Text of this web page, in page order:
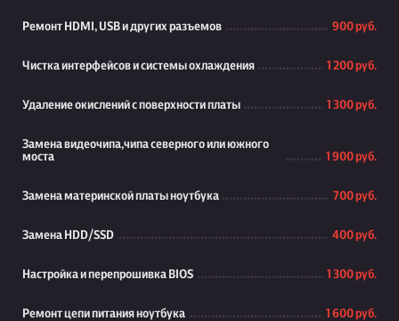
Ремонт HDMI, USB и других разъемов 900 руб.
Чистка интерфейсов и системы охлаждения 1 200 руб.
Удаление окислений с поверхности платы 1 300 руб.
Замена видеочипа,чипа северного или южного
моста
1 900 руб.
Замена материнской платы ноутбука 700 руб.
Замена HDD/SSD 400 руб.
Настройка и перепрошивка BIOS 1 300 руб.
Ремонт цепи питания ноутбука 1 600 руб.